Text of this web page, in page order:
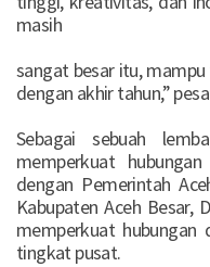
masih
sangat besar itu,
dengan akhir tahun,”
Sebagai sebuah
memperkuat
dengan Pemerintah
Kabupaten Aceh Besar,
memperkuat hubungan
tingkat pusat.